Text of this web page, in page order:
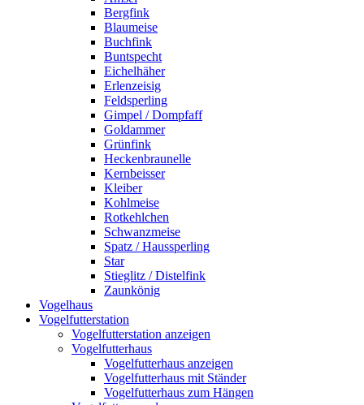
Bergfink
Blaumeise
Buchfink
Buntspecht
Eichelhäher
Erlenzeisig
Feldsperling
Gimpel / Dompfaff
Goldammer
Grünfink
Heckenbraunelle
Kernbeisser
Kleiber
Kohlmeise
Rotkehlchen
Schwanzmeise
Spatz / Haussperling
Star
Stieglitz / Distelfink
Zaunkönig
Vogelhaus
Vogelfutterstation
Vogelfutterstation anzeigen
Vogelfutterhaus
Vogelfutterhaus anzeigen
Vogelfutterhaus mit Ständer
Vogelfutterhaus zum Hängen